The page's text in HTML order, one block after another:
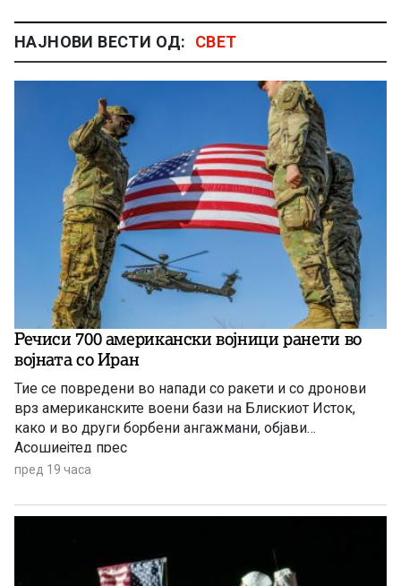
НАЈНОВИ ВЕСТИ ОД: СВЕТ
Речиси 700 американски војници ранети во
војната со Иран
Тие се повредени во напади со ракети и со дронови
врз американските воени бази на Блискиот Исток,
како и во други борбени ангажмани, објави
Асошиејтед прес
пред 19 часа